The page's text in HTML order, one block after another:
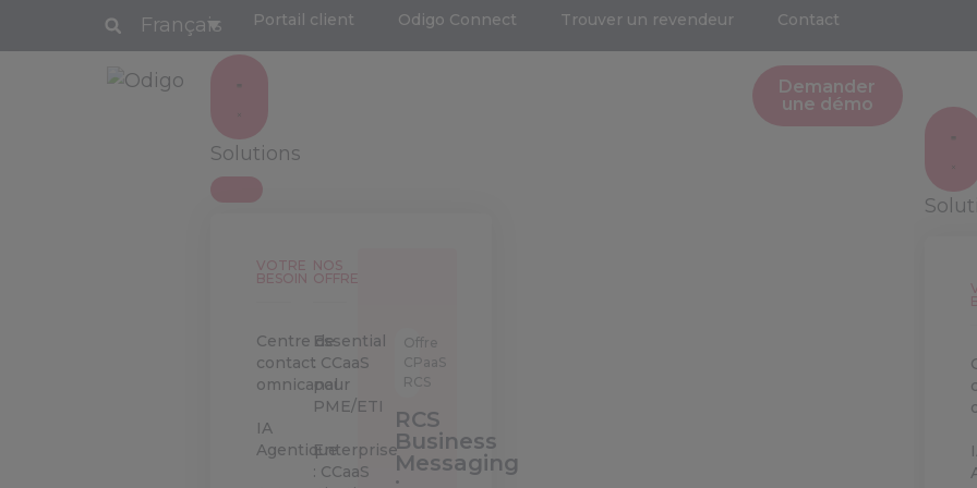
Français Portail client Odigo Connect Trouver un revendeur Contact
Solutions
VOTRE
BESOIN
Centre de
contact
omnicanal
IA
Agentique
NOS
OFFRES
Essential
: CCaaS
pour
PME/ETI
Enterprise
: CCaaS
Offre
CPaaS
RCS
RCS
Business
Messaging
Demander
une démo